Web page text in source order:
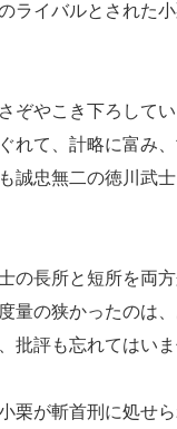
ライバルとされた
ぞやこき下ろしてい
れて、計略に富み
誠忠無二の徳川武
の長所と短所を両
量の狭かったのは
批評も忘れてはいま
栗が斬首刑に処せ